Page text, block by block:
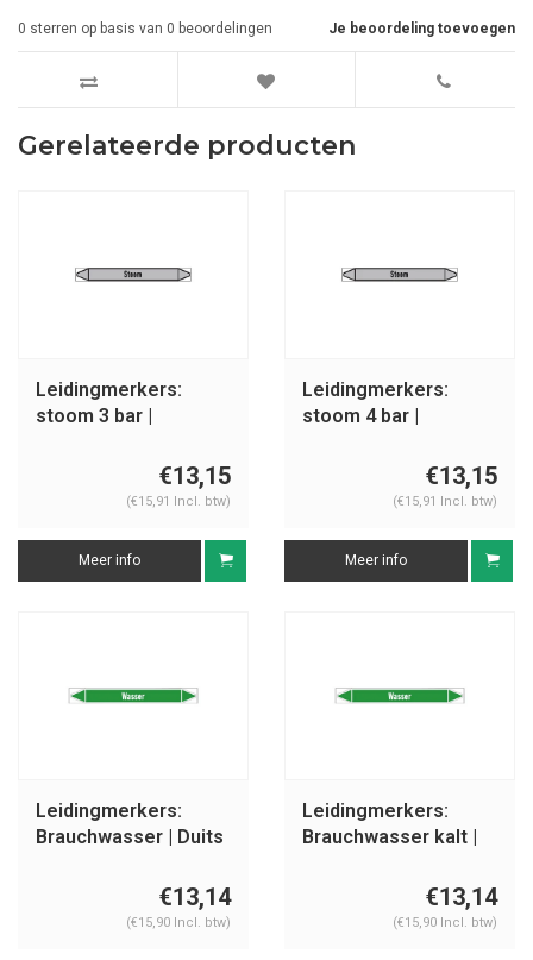
Je beoordeling toevoegen
0 sterren op basis van 0 beoordelingen
Gerelateerde producten
Leidingmerkers:
stoom 3 bar |
€13,15
(€15,91 Incl. btw)
Meer info
Leidingmerkers:
stoom 4 bar |
€13,15
(€15,91 Incl. btw)
Meer info
Leidingmerkers:
Brauchwasser | Duits
€13,14
(€15,90 Incl. btw)
Leidingmerkers:
Brauchwasser kalt |
€13,14
(€15,90 Incl. btw)